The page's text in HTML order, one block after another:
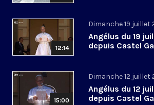
12:14
Dimanche 19 juillet
Angélus du 19
depuis Castel
15:00
Dimanche 12 juillet
Angélus du 12
depuis Castel